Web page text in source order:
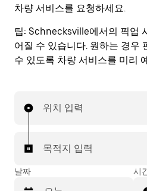
차량 서비스를 요청하세요.
팁: Schnecksville에서의 픽업
어질 수 있습니다. 원하는 경우
수 있도록 차량 서비스를 미리
위치 입력
목적지 입력
날짜 시